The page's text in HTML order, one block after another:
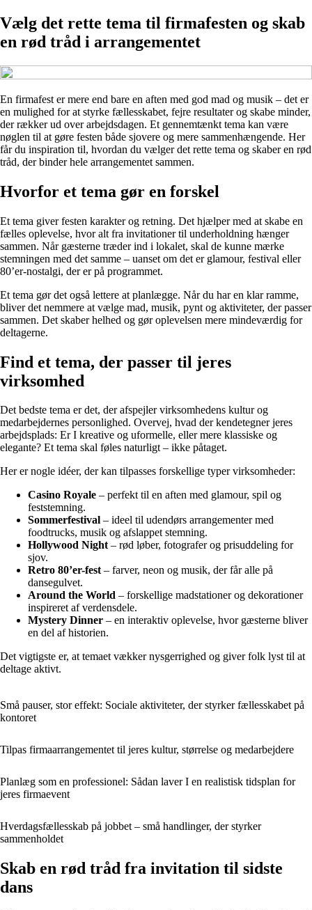
Vælg det rette tema til firmafesten og skab
en rød tråd i arrangementet
En firmafest er mere end bare en aften med god mad og musik – det er
en mulighed for at styrke fællesskabet, fejre resultater og skabe minder,
der rækker ud over arbejdsdagen. Et gennemtænkt tema kan være
nøglen til at gøre festen både sjovere og mere sammenhængende. Her
får du inspiration til, hvordan du vælger det rette tema og skaber en rød
tråd, der binder hele arrangementet sammen.
Hvorfor et tema gør en forskel
Et tema giver festen karakter og retning. Det hjælper med at skabe en
fælles oplevelse, hvor alt fra invitationer til underholdning hænger
sammen. Når gæsterne træder ind i lokalet, skal de kunne mærke
stemningen med det samme – uanset om det er glamour, festival eller
80’er-nostalgi, der er på programmet.
Et tema gør det også lettere at planlægge. Når du har en klar ramme,
bliver det nemmere at vælge mad, musik, pynt og aktiviteter, der passer
sammen. Det skaber helhed og gør oplevelsen mere mindeværdig for
deltagerne.
Find et tema, der passer til jeres
virksomhed
Det bedste tema er det, der afspejler virksomhedens kultur og
medarbejdernes personlighed. Overvej, hvad der kendetegner jeres
arbejdsplads: Er I kreative og uformelle, eller mere klassiske og
elegante? Et tema skal føles naturligt – ikke påtaget.
Her er nogle idéer, der kan tilpasses forskellige typer virksomheder:
Casino Royale – perfekt til en aften med glamour, spil og
feststemning.
Sommerfestival – ideel til udendørs arrangementer med
foodtrucks, musik og afslappet stemning.
Hollywood Night– rød løber, fotografer og prisuddeling for
sjov.
Retro 80’er-fest– farver, neon og musik, der får alle på
dansegulvet.
Around the World – forskellige madstationer og dekorationer
inspireret af verdensdele.
Mystery Dinner – en interaktiv oplevelse, hvor gæsterne bliver
en del af historien.
Det vigtigste er, at temaet vækker nysgerrighed og giver folk lyst til at
deltage aktivt.
Små pauser, stor effekt: Sociale aktiviteter, der styrker fællesskabet på
kontoret
Tilpas firmaarrangementet til jeres kultur, størrelse og medarbejdere
Planlæg som en professionel: Sådan laver I en realistisk tidsplan for
jeres firmaevent
Hverdagsfællesskab på jobbet – små handlinger, der styrker
sammenholdet
Skab en rød tråd fra invitation til sidste
dans